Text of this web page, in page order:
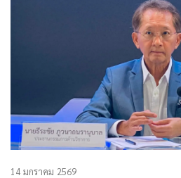
14 มกราคม 2569